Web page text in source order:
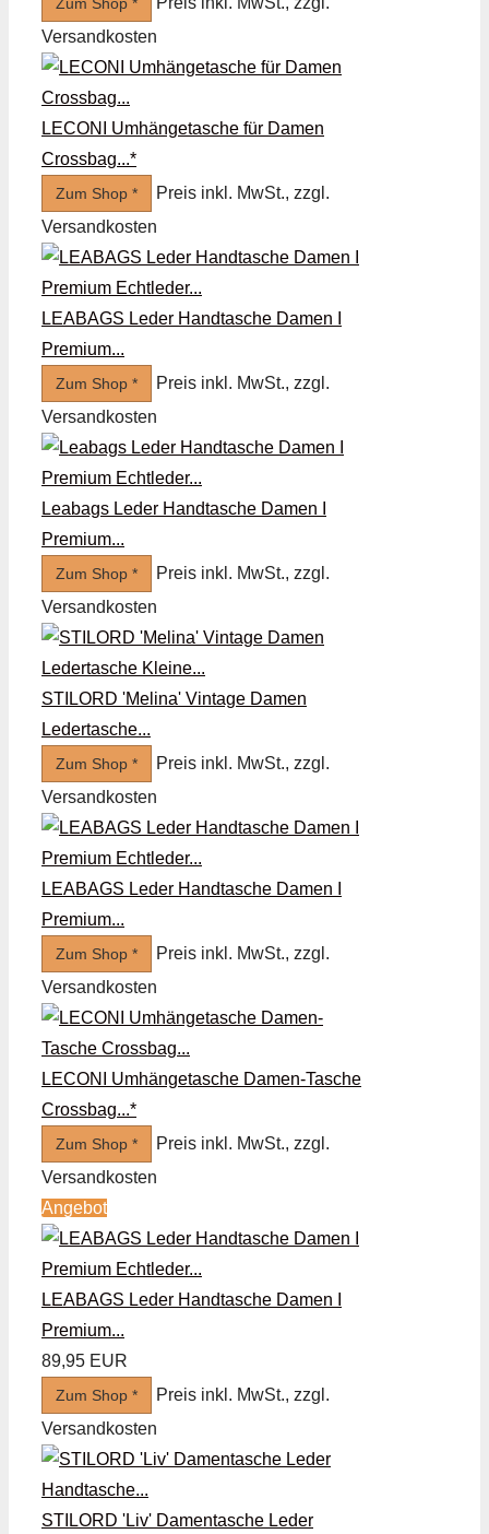
Zum Shop *
Versandkosten
LECONI Umhängetasche für Damen
Crossbag...*
Zum Shop *
Preis inkl. MwSt., zzgl.
Versandkosten
LEABAGS Leder Handtasche Damen I
Premium...
Zum Shop *
Preis inkl. MwSt., zzgl.
Versandkosten
Leabags Leder Handtasche Damen I
Premium...
Zum Shop *
Preis inkl. MwSt., zzgl.
Versandkosten
STILORD 'Melina' Vintage Damen
Ledertasche...
Zum Shop *
Preis inkl. MwSt., zzgl.
Versandkosten
LEABAGS Leder Handtasche Damen I
Premium...
Zum Shop *
Preis inkl. MwSt., zzgl.
Versandkosten
LECONI Umhängetasche Damen-Tasche
Crossbag...*
Zum Shop *
Preis inkl. MwSt., zzgl.
Versandkosten
Angebot
LEABAGS Leder Handtasche Damen I
Premium...
89,95 EUR
Zum Shop *
Preis inkl. MwSt., zzgl.
Versandkosten
STILORD 'Liv' Damentasche Leder